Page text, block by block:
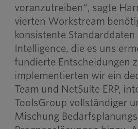
voranzutreiben“, sagte
vierten Workstream
konsistente Standarddaten
Intelligence, die es uns
fundierte Entscheidungen
implementierten wir ein
Team und NetSuite ERP,
ToolsGroup vollständiger
Mischung